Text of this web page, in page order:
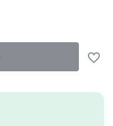
Uitverkocht